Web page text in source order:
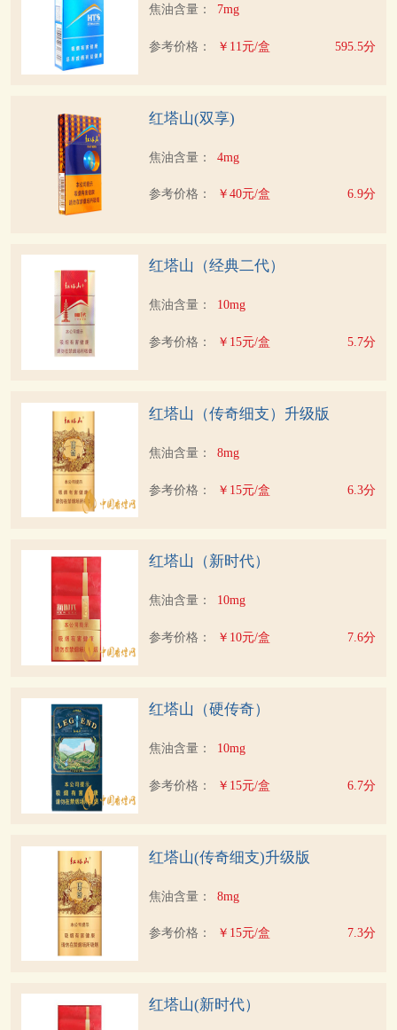
焦油含量： 7mg
参考价格： ￥11元/盒 595.5分
红塔山(双享)
焦油含量： 4mg
参考价格： ￥40元/盒 6.9分
红塔山（经典二代）
焦油含量： 10mg
参考价格： ￥15元/盒 5.7分
红塔山（传奇细支）升级版
焦油含量： 8mg
参考价格： ￥15元/盒 6.3分
红塔山（新时代）
焦油含量： 10mg
参考价格： ￥10元/盒 7.6分
红塔山（硬传奇）
焦油含量： 10mg
参考价格： ￥15元/盒 6.7分
红塔山(传奇细支)升级版
焦油含量： 8mg
参考价格： ￥15元/盒 7.3分
红塔山(新时代）